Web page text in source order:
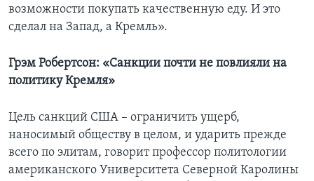
возможности покупать качественную еду. И это
сделал на Запад, а Кремль».
Грэм Робертсон: «Санкции почти не повлияли на
политику Кремля»
Цель санкций США – ограничить ущерб,
наносимый обществу в целом, и ударить прежде
всего по элитам, говорит профессор политологии
американского Университета Северной Каролины